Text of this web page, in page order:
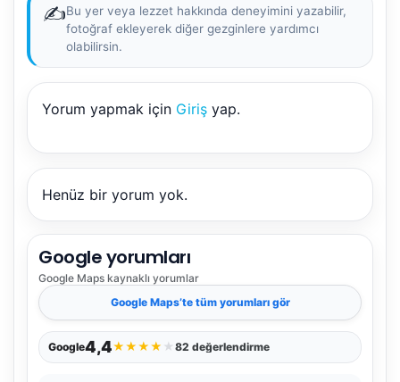
✍️Bu yer veya lezzet hakkında deneyimini yazabilir,
fotoğraf ekleyerek diğer gezginlere yardımcı
olabilirsin.
Yorum yapmak için Giriş yap.
Henüz bir yorum yok.
Google yorumları
Google Maps kaynaklı yorumlar
Google Maps’te tüm yorumları gör
Google4,4★★★★ ★ 82 değerlendirme
NBY Akıllı Asistan
AI kullanmadan, sitedeki gerçek yerlerle akıllı rota
önerir.
Şehir / ilçe
🧭 Rehber ⭐ Popüler